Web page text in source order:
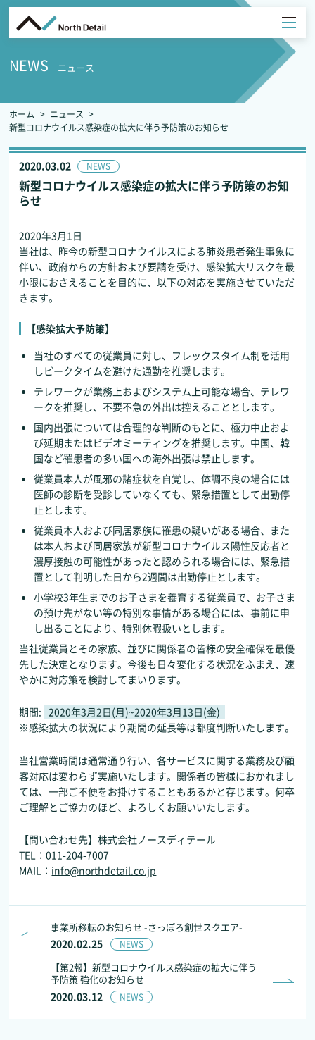
NEWS ニュース
ホーム
ニュース
新型コロナウイルス感染症の拡大に伴う予防策のお知らせ
2020.03.02 NEWS
新型コロナウイルス感染症の拡大に伴う予防策のお知
らせ
2020年3月1日
当社は、昨今の新型コロナウイルスによる肺炎患者発生事象に
伴い、政府からの方針および要請を受け、感染拡大リスクを最
小限におさえることを目的に、以下の対応を実施させていただ
きます。
【感染拡大予防策】
当社のすべての従業員に対し、フレックスタイム制を活用
しピークタイムを避けた通勤を推奨します。
テレワークが業務上およびシステム上可能な場合、テレワ
ークを推奨し、不要不急の外出は控えることとします。
国内出張については合理的な判断のもとに、極力中止およ
び延期またはビデオミーティングを推奨します。中国、韓
国など罹患者の多い国への海外出張は禁止します。
従業員本人が風邪の諸症状を自覚し、体調不良の場合には
医師の診断を受診していなくても、緊急措置として出勤停
止とします。
従業員本人および同居家族に罹患の疑いがある場合、また
は本人および同居家族が新型コロナウイルス陽性反応者と
濃厚接触の可能性があったと認められる場合には、緊急措
置として判明した日から2週間は出勤停止とします。
小学校3年生までのお子さまを養育する従業員で、お子さま
の預け先がない等の特別な事情がある場合には、事前に申
し出ることにより、特別休暇扱いとします。
当社従業員とその家族、並びに関係者の皆様の安全確保を最優
先した決定となります。今後も日々変化する状況をふまえ、速
やかに対応策を検討してまいります。
期間: 2020年3月2日(月)~2020年3月13日(金)
※感染拡大の状況により期間の延長等は都度判断いたします。
当社営業時間は通常通り行い、各サービスに関する業務及び顧
客対応は変わらず実施いたします。関係者の皆様におかれまし
ては、一部ご不便をお掛けすることもあるかと存じます。何卒
ご理解とご協力のほど、よろしくお願いいたします。
【問い合わせ先】株式会社ノースディテール
TEL：011-204-7007
MAIL： info@northdetail.co.jp
2020.02.25 NEWS
事業所移転のお知らせ -さっぽろ創世スクエア-
2020.03.12 NEWS
【第2報】新型コロナウイルス感染症の拡大に伴う
予防策 強化のお知らせ